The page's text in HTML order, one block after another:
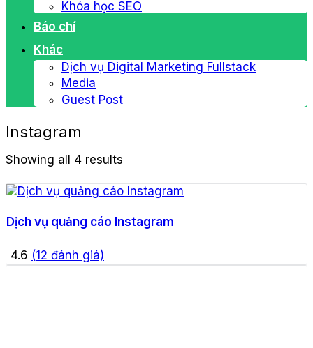
Khóa học SEO
Báo chí
Khác
Dịch vụ Digital Marketing Fullstack
Media
Guest Post
Instagram
Showing all 4 results
Dịch vụ quảng cáo Instagram
4.6 (12 đánh giá)